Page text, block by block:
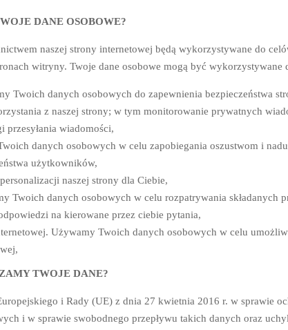
DANE OSOBOWE?
naszej strony internetowej będą wykorzystywane do
witryny. Twoje dane osobowe mogą być wykorzystywane
Twoich danych osobowych do zapewnienia bezpieczeństwa
z naszej strony; w tym monitorowanie prywatnych
przesyłania wiadomości,
danych osobowych w celu zapobiegania oszustwom i
użytkowników,
naszej strony dla Ciebie,
Twoich danych osobowych w celu rozpatrywania składanych
na kierowane przez ciebie pytania,
Używamy Twoich danych osobowych w celu
TWOJE DANE?
i Rady (UE) z dnia 27 kwietnia 2016 r. w sprawie
i w sprawie swobodnego przepływu takich danych oraz